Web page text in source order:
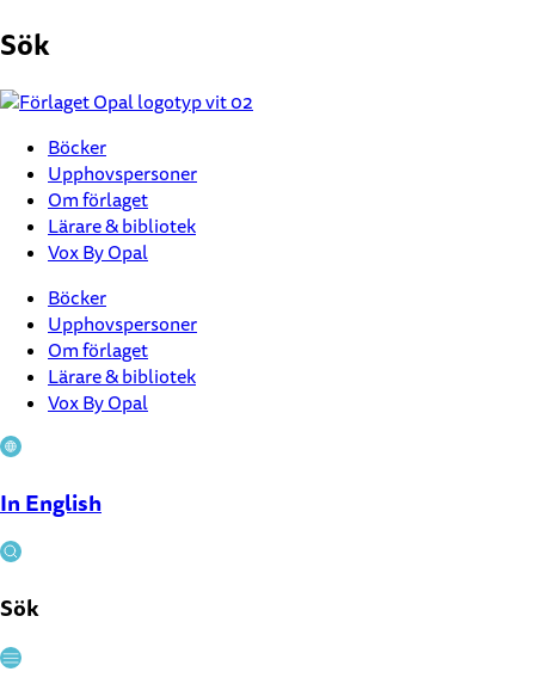
till
Sök
Böcker
Upphovspersoner
Om förlaget
Lärare & bibliotek
Vox By Opal
Böcker
Upphovspersoner
Om förlaget
Lärare & bibliotek
Vox By Opal
In English
Sök
Stäng